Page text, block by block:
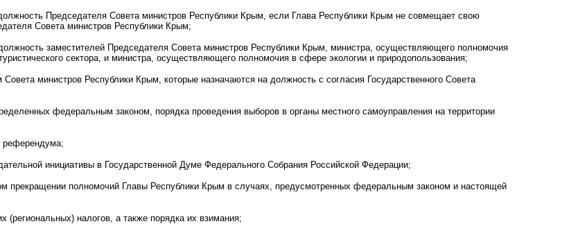
Председателя Совета министров Республики Крым, если Глава Республики Крым не совмещает свою
Совета министров Республики Крым;
заместителей Председателя Совета министров Республики Крым, министра, осуществляющего полномочия
сектора, и министра, осуществляющего полномочия в сфере экологии и природопользования;
министров Республики Крым, которые назначаются на должность с согласия Государственного Совета
федеральным законом, порядка проведения выборов в органы местного самоуправления на территории
референдума;
инициативы в Государственной Думе Федерального Собрания Российской Федерации;
прекращении полномочий Главы Республики Крым в случаях, предусмотренных федеральным законом и настоящей
(региональных) налогов, а также порядка их взимания;